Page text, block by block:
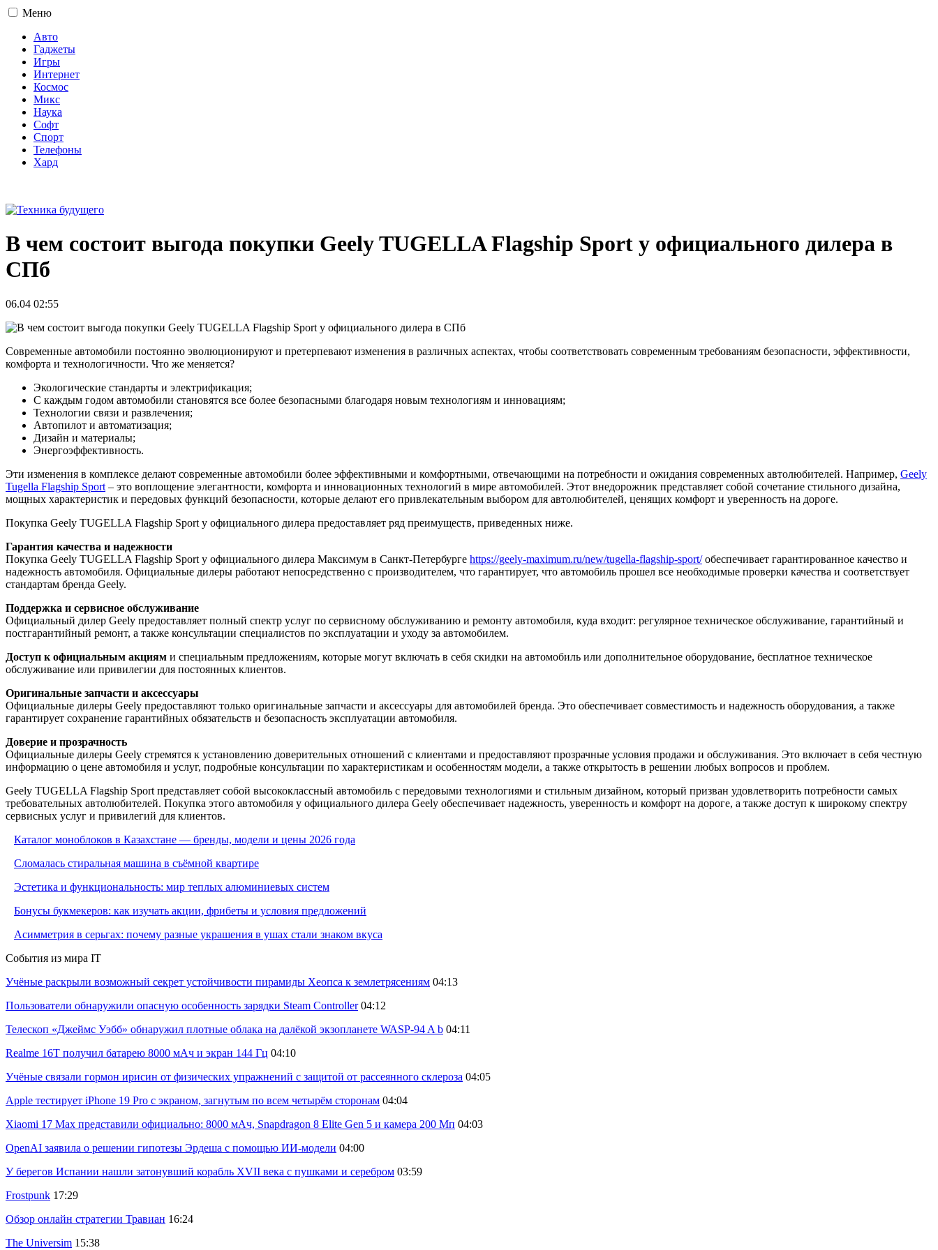
Меню
Авто
Гаджеты
Игры
Интернет
Космос
Микс
Наука
Софт
Спорт
Телефоны
Хард
В чем состоит выгода покупки Geely TUGELLA Flagship Sport у официального дилера в
СПб
06.04 02:55
Современные автомобили постоянно эволюционируют и претерпевают изменения в различных аспектах, чтобы соответствовать современным требованиям безопасности, эффективности,
комфорта и технологичности. Что же меняется?
Экологические стандарты и электрификация;
С каждым годом автомобили становятся все более безопасными благодаря новым технологиям и инновациям;
Технологии связи и развлечения;
Автопилот и автоматизация;
Дизайн и материалы;
Энергоэффективность.
Эти изменения в комплексе делают современные автомобили более эффективными и комфортными, отвечающими на потребности и ожидания современных автолюбителей. Например, Geely
Tugella Flagship Sport – это воплощение элегантности, комфорта и инновационных технологий в мире автомобилей. Этот внедорожник представляет собой сочетание стильного дизайна,
мощных характеристик и передовых функций безопасности, которые делают его привлекательным выбором для автолюбителей, ценящих комфорт и уверенность на дороге.
Покупка Geely TUGELLA Flagship Sport у официального дилера предоставляет ряд преимуществ, приведенных ниже.
Гарантия качества и надежности
Покупка Geely TUGELLA Flagship Sport у официального дилера Максимум в Санкт-Петербурге https://geely-maximum.ru/new/tugella-flagship-sport/обеспечивает гарантированное качество и
надежность автомобиля. Официальные дилеры работают непосредственно с производителем, что гарантирует, что автомобиль прошел все необходимые проверки качества и соответствует
стандартам бренда Geely.
Поддержка и сервисное обслуживание
Официальный дилер Geely предоставляет полный спектр услуг по сервисному обслуживанию и ремонту автомобиля, куда входит: регулярное техническое обслуживание, гарантийный и
постгарантийный ремонт, а также консультации специалистов по эксплуатации и уходу за автомобилем.
Доступ к официальным акциям и специальным предложениям, которые могут включать в себя скидки на автомобиль или дополнительное оборудование, бесплатное техническое
обслуживание или привилегии для постоянных клиентов.
Оригинальные запчасти и аксессуары
Официальные дилеры Geely предоставляют только оригинальные запчасти и аксессуары для автомобилей бренда. Это обеспечивает совместимость и надежность оборудования, а также
гарантирует сохранение гарантийных обязательств и безопасность эксплуатации автомобиля.
Доверие и прозрачность
Официальные дилеры Geely стремятся к установлению доверительных отношений с клиентами и предоставляют прозрачные условия продажи и обслуживания. Это включает в себя честную
информацию о цене автомобиля и услуг, подробные консультации по характеристикам и особенностям модели, а также открытость в решении любых вопросов и проблем.
Geely TUGELLA Flagship Sport представляет собой высококлассный автомобиль с передовыми технологиями и стильным дизайном, который призван удовлетворить потребности самых
требовательных автолюбителей. Покупка этого автомобиля у официального дилера Geely обеспечивает надежность, уверенность и комфорт на дороге, а также доступ к широкому спектру
сервисных услуг и привилегий для клиентов.
Каталог моноблоков в Казахстане — бренды, модели и цены 2026 года
Сломалась стиральная машина в съёмной квартире
Эстетика и функциональность: мир теплых алюминиевых систем
Бонусы букмекеров: как изучать акции, фрибеты и условия предложений
Асимметрия в серьгах: почему разные украшения в ушах стали знаком вкуса
События из мира IT
Учёные раскрыли возможный секрет устойчивости пирамиды Хеопса к землетрясениям 04:13
Пользователи обнаружили опасную особенность зарядки Steam Controller 04:12
Телескоп «Джеймс Уэбб» обнаружил плотные облака на далёкой экзопланете WASP-94 A b 04:11
Realme 16T получил батарею 8000 мАч и экран 144 Гц 04:10
Учёные связали гормон ирисин от физических упражнений с защитой от рассеянного склероза 04:05
Apple тестирует iPhone 19 Pro с экраном, загнутым по всем четырём сторонам 04:04
Xiaomi 17 Max представили официально: 8000 мАч, Snapdragon 8 Elite Gen 5 и камера 200 Мп 04:03
OpenAI заявила о решении гипотезы Эрдеша с помощью ИИ-модели 04:00
У берегов Испании нашли затонувший корабль XVII века с пушками и серебром 03:59
Frostpunk 17:29
Обзор онлайн стратегии Травиан 16:24
The Universim 15:38